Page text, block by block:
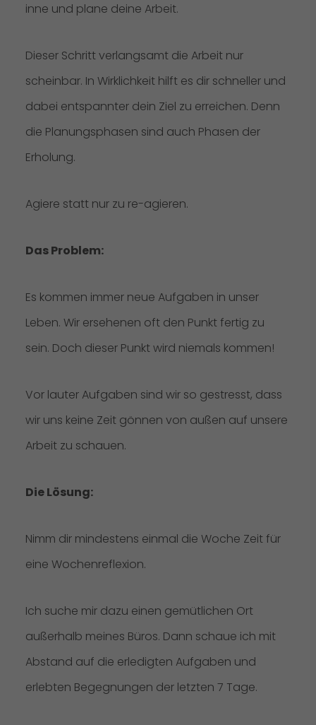
inne und plane deine Arbeit.
Dieser Schritt verlangsamt die Arbeit nur
scheinbar. In Wirklichkeit hilft es dir schneller und
dabei entspannter dein Ziel zu erreichen. Denn
die Planungsphasen sind auch Phasen der
Erholung.
Agiere statt nur zu re-agieren.
Das Problem:
Es kommen immer neue Aufgaben in unser
Leben. Wir ersehenen oft den Punkt fertig zu
sein. Doch dieser Punkt wird niemals kommen!
Vor lauter Aufgaben sind wir so gestresst, dass
wir uns keine Zeit gönnen von außen auf unsere
Arbeit zu schauen.
Die Lösung:
Nimm dir mindestens einmal die Woche Zeit für
eine Wochenreflexion.
Ich suche mir dazu einen gemütlichen Ort
außerhalb meines Büros. Dann schaue ich mit
Abstand auf die erledigten Aufgaben und
erlebten Begegnungen der letzten 7 Tage.